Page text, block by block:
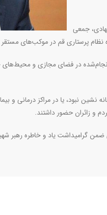
جمعی
پرستاری قم در موکب‌های مستقر
در فضای مجازی و محیط‌های
نشین نبود، یا در مراکز درمانی
و زائران حضور داشتند.
گرامیداشت یاد و خاطره رهبر